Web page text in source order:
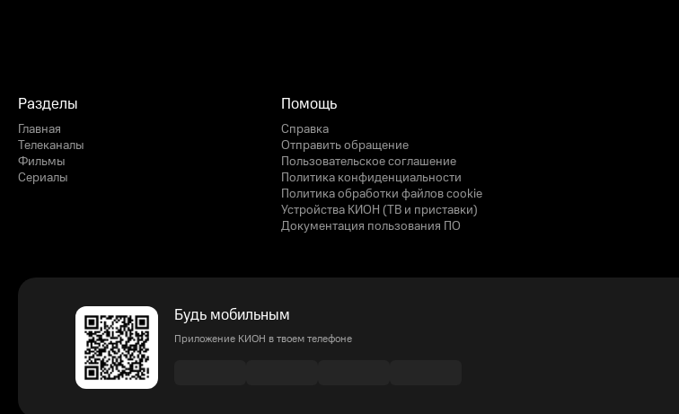
Разделы
Главная
Телеканалы
Фильмы
Сериалы
Помощь
Справка
Отправить обращение
Пользовательское соглашение
Политика конфиденциальности
Политика обработки файлов cookie
Устройства КИОН (ТВ и приставки)
Документация пользования ПО
Будь мобильным
Приложение КИОН в твоем телефоне